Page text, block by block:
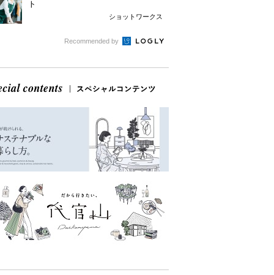
ト
ショットワークス
Recommended by